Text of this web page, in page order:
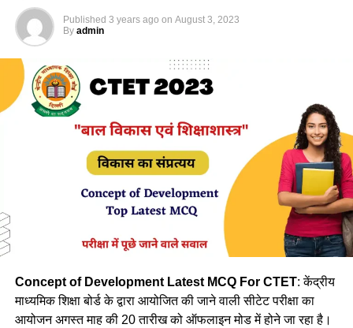
Published 3 years ago on August 3, 2023
By admin
Concept of Development Latest MCQ For CTET: केंद्रीय
माध्यमिक शिक्षा बोर्ड के द्वारा आयोजित की जाने वाली सीटेट परीक्षा का
आयोजन अगस्त माह की 20 तारीख को ऑफलाइन मोड में होने जा रहा है।